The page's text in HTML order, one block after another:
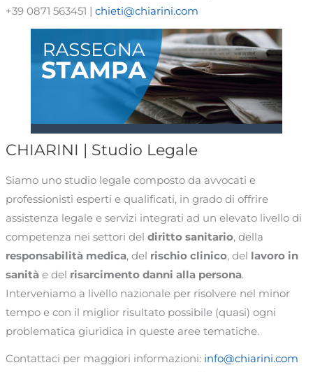
+39 0871 563451 | chieti@chiarini.com
CHIARINI | Studio Legale
Siamo uno studio legale composto da avvocati e
professionisti esperti e qualificati, in grado di offrire
assistenza legale e servizi integrati ad un elevato livello di
competenza nei settori del diritto sanitario, della
responsabilità medica, del rischio clinico, del lavoro in
sanità e del risarcimento danni alla persona.
Interveniamo a livello nazionale per risolvere nel minor
tempo e con il miglior risultato possibile (quasi) ogni
problematica giuridica in queste aree tematiche.
Contattaci per maggiori informazioni: info@chiarini.com